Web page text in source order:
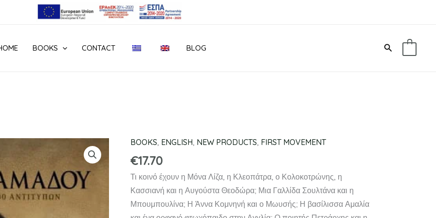
BOOKS CONTACT BLOG Search
BOOKS, ENGLISH, NEW PRODUCTS, FIRST MOVEMENT
€17.70
Τι κοινό έχουν η Μόνα Λίζα, η Κλεοπάτρα, ο Κολοκοτρώνης, η
Κασσιανή και η Αυγούστα Θεοδώρα; Μια Γαλλίδα Σουλτάνα και η
Μπουμπουλίνα; Η Άννα Κομνηνή και ο Μωυσής; Η βασίλισσα Αμαλία
ΜΥΣΤΙΚΕΣ
ΙΣΤΟΡΙΕΣ
quantity